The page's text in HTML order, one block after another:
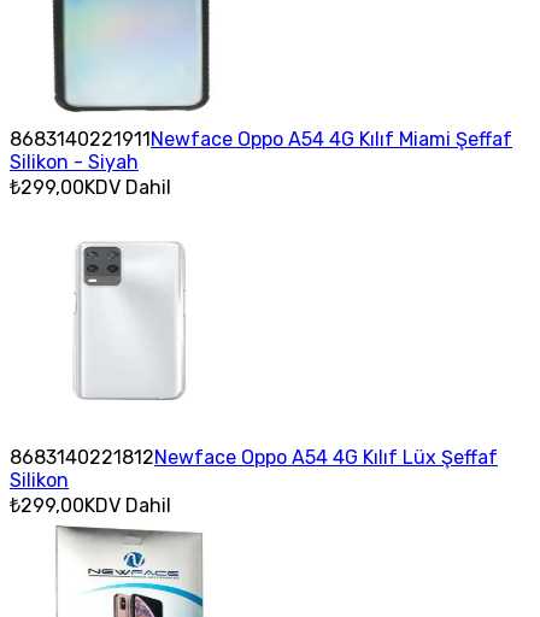
8683140221911Newface Oppo A54 4G Kılıf Miami Şeffaf
Silikon - Siyah
₺299,00KDV Dahil
8683140221812Newface Oppo A54 4G Kılıf Lüx Şeffaf
Silikon
₺299,00KDV Dahil